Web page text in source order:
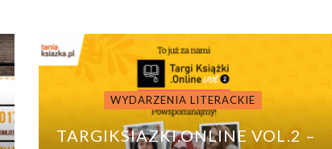
WYDARZENIA LITERACKIE
TARGIKSIAZKI.ONLINE VOL.2 –